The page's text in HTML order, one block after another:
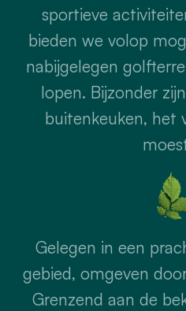
sportieve
bieden we volop
nabijgelegen
lopen. Bijzonder
buitenkeuken, het
Gelegen in een
gebied, omgeven
Grenzend aan de